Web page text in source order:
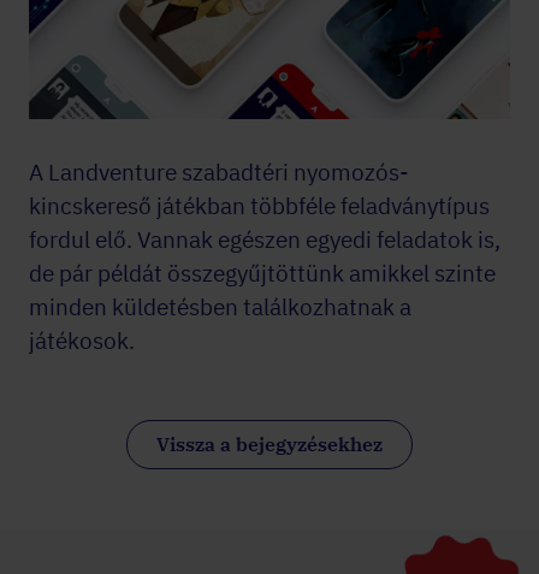
A Landventure szabadtéri nyomozós-
kincskereső játékban többféle feladványtípus
fordul elő. Vannak egészen egyedi feladatok is,
de pár példát összegyűjtöttünk amikkel szinte
minden küldetésben találkozhatnak a
játékosok.
Vissza a bejegyzésekhez